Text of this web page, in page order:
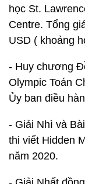
học St.
Centre. Tổng
USD ( khoảng
- Huy chương
Olympic Toán
Ủy ban điều
- Giải Nhì và
thi viết Hidden
năm 2020.